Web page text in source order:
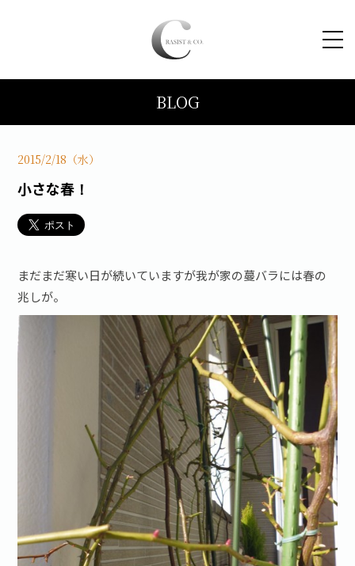
コンセプト
ブログ
お問い合わせ·資料請求
BLOG
2015/2/18（水）
小さな春！
まだまだ寒い日が続いていますが我が家の蔓バラには春の
兆しが。